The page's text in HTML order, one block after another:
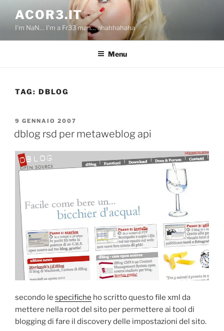
contenuto
ACOR3.IT
I'm NaN… I'm a Fr33 man… ahahhahaha
Menu
TAG: DBLOG
PUBBLICATO
IL
9 GENNAIO 2007
dblog rsd per metaweblog api
secondo le specifiche ho scritto questo file xml da
mettere nella root del sito per permettere ai tool di
blogging di fare il discovery delle impostazioni del sito.